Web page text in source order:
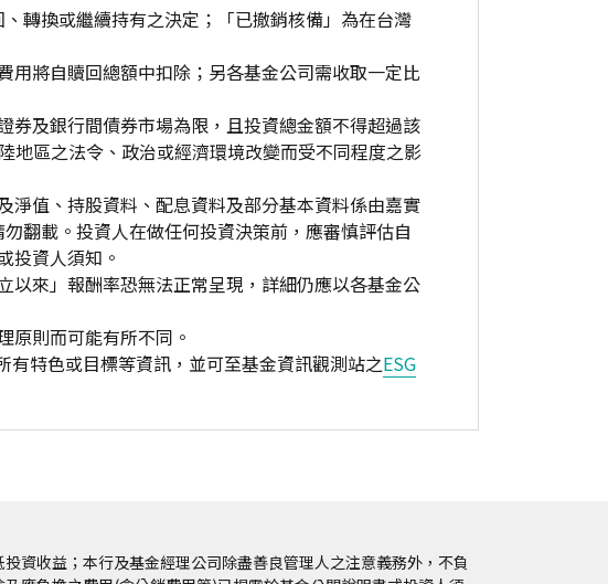
轉換或繼續持有之決定；「已撤銷核備」為在台灣
將自贖回總額中扣除；另各基金公司需收取一定比
券及銀行間債券市場為限，且投資總金額不得超過該
地區之法令、政治或經濟環境改變而受不同程度之影
淨值、持股資料、配息資料及部分基本資料係由嘉實
翻載。投資人在做任何投資決策前，應審慎評估自
投資人須知。
以來」報酬率恐無法正常呈現，詳細仍應以各基金公
原則而可能有所不同。
有特色或目標等資訊，並可至基金資訊觀測站之ESG
資收益；本行及基金經理公司除盡善良管理人之注意義務外，不負